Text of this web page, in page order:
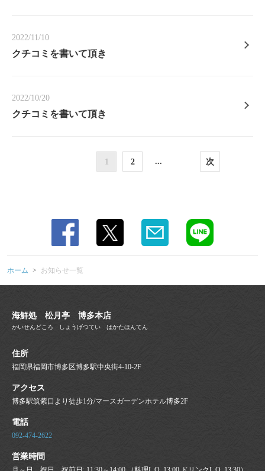
2022/11/10
クチコミを書いて頂き
2022/10/20
クチコミを書いて頂き
1 2 ... 次
ホーム お知らせ一覧
海鮮処 松月亭 博多本店
かいせんどころ しょうげつてい はかたほんてん
住所
福岡県福岡市博多区博多駅中央街4-10-2F
アクセス
博多駅筑紫口より徒歩1分/マースガーデンホテル博多2F
電話
092-474-2622
営業時間